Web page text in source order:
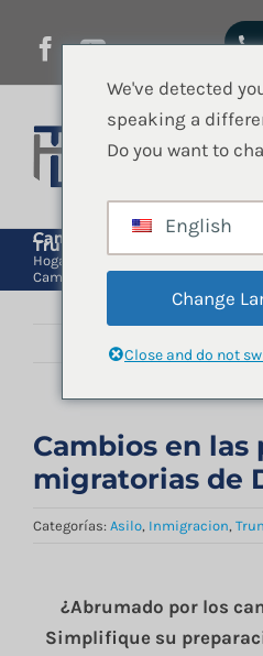
Inicio
Servicios jurídicos
Quienes Somos
Cambios en las políticas
Trump
Hogar Asilo Inmigracion Trump
Cambios en las políticas
Cambios en las
migratorias de
Categorías: Asilo, Inmigracion,
¿Abrumado por los
Simplifique su
We've detected
speaking a
Do you want to
English
Change
Close and do not